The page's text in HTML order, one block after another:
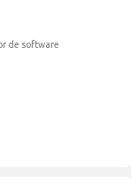
de software